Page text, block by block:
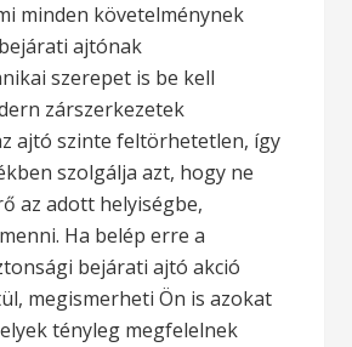
minden követelménynek
ajtónak
szerepet is be kell
zárszerkezetek
ajtó szinte feltörhetetlen, így
szolgálja azt, hogy ne
az adott helyiségbe,
Ha belép erre a
bejárati ajtó akció
megismerheti Ön is azokat
tényleg megfelelnek